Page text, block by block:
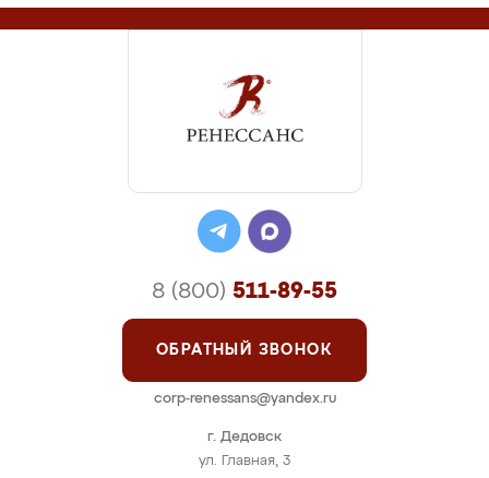
г. Дедовск
ул. Главная, 3
8 (800) 511-89-55
ОБРАТНЫЙ ЗВОНОК
corp-renessans@yandex.ru